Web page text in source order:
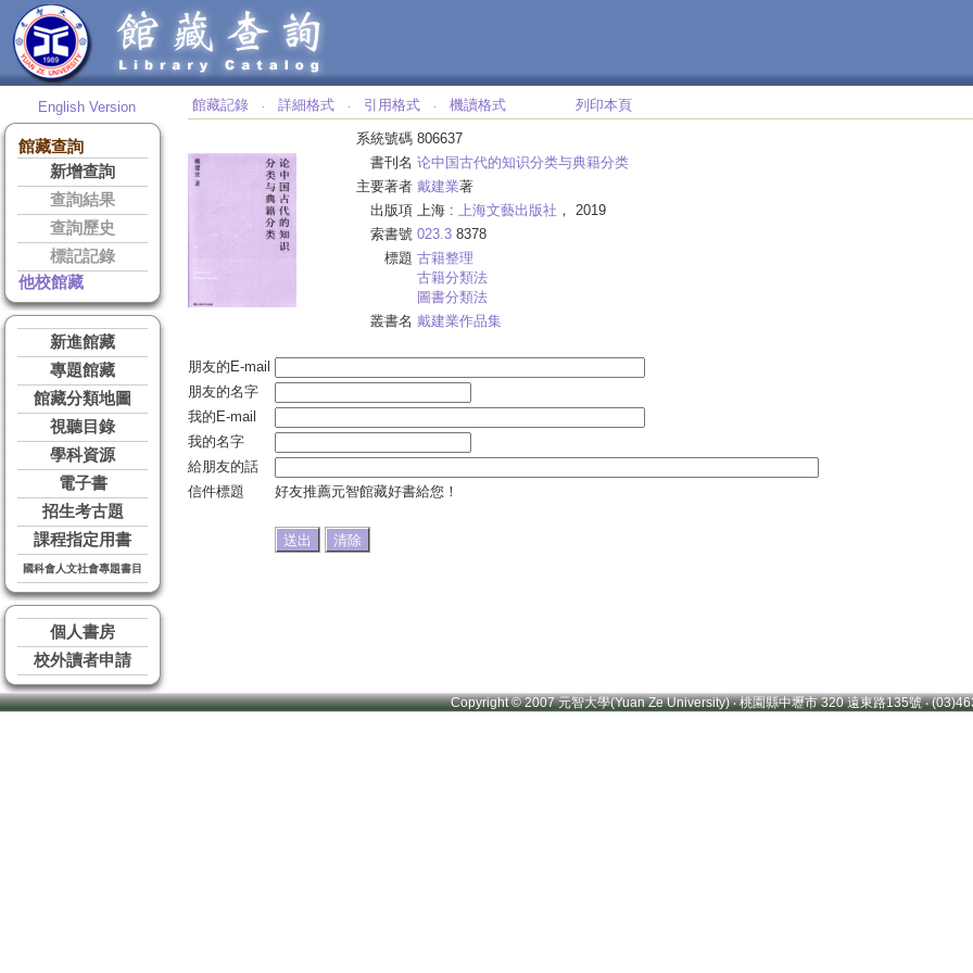
English Version
館藏查詢
新增查詢
查詢結果
查詢歷史
標記記錄
他校館藏
新進館藏
專題館藏
館藏分類地圖
視聽目錄
學科資源
電子書
招生考古題
課程指定用書
國科會人文社會專題書目
個人書房
校外讀者申請
館藏記錄 ‧ 詳細格式 ‧ 引用格式 ‧ 機讀格式 列印本頁
系統號碼 806637
書刊名 论中国古代的知识分类与典籍分类
主要著者 戴建業著
出版項 上海 : 上海文藝出版社 ， 2019
索書號 023.3 8378
標題 古籍整理
古籍分類法
圖書分類法
叢書名 戴建業作品集
朋友的E-mail
朋友的名字
我的E-mail
我的名字
給朋友的話
信件標題
好友推薦元智館藏好書給您！
Copyright © 2007 元智大學(Yuan Ze University) ‧ 桃園縣中壢市 320 遠東路135號 ‧